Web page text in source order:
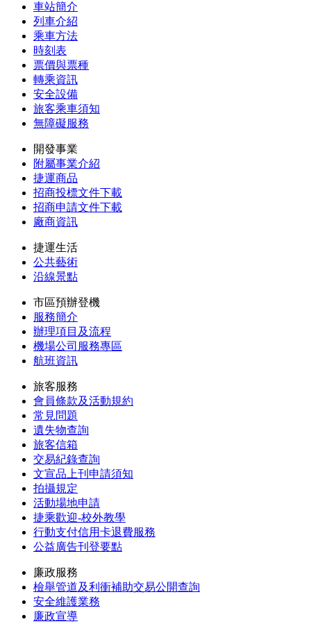
車站簡介
列車介紹
乘車方法
時刻表
票價與票種
轉乘資訊
安全設備
旅客乘車須知
無障礙服務
開發事業
附屬事業介紹
捷運商品
招商投標文件下載
招商申請文件下載
廠商資訊
捷運生活
公共藝術
沿線景點
市區預辦登機
服務簡介
辦理項目及流程
機場公司服務專區
航班資訊
旅客服務
會員條款及活動規約
常見問題
遺失物查詢
旅客信箱
交易紀錄查詢
文宣品上刊申請須知
拍攝規定
活動場地申請
捷乘歡迎-校外教學
行動支付信用卡退費服務
公益廣告刊登要點
廉政服務
檢舉管道及利衝補助交易公開查詢
安全維護業務
廉政宣導